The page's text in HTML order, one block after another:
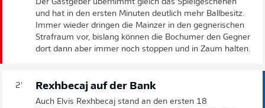
Der Gastgeber übernimmt gleich das Spielgeschehen
und hat in den ersten Minuten deutlich mehr Ballbesitz.
Immer wieder dringen die Mainzer in den gegnerischen
Strafraum vor, bislang können die Bochumer den Gegner
dort dann aber immer noch stoppen und in Zaum halten.
2' Rexhbecaj auf der Bank
Auch Elvis Rexhbecaj stand an den ersten 18